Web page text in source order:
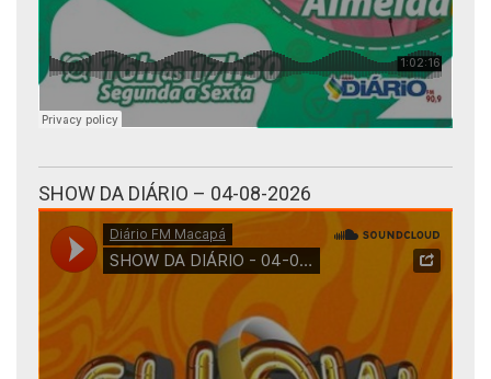
SHOW DA DIÁRIO – 04-08-2026